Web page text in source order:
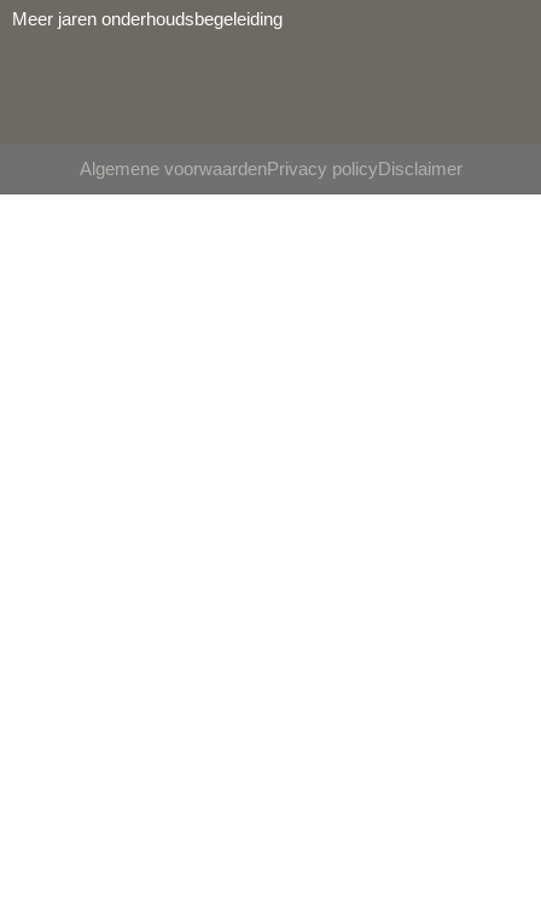
Meer jaren onderhoudsbegeleiding
Algemene voorwaardenPrivacy policyDisclaimer